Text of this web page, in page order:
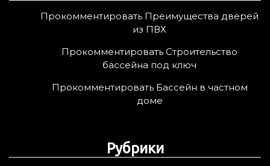
Прокомментировать Преимущества дверей
из ПВХ
Прокомментировать Строительство
бассейна под ключ
Прокомментировать Бассейн в частном
доме
Рубрики